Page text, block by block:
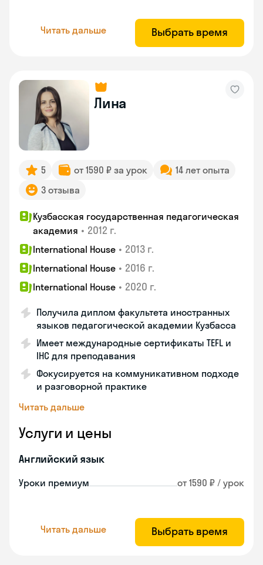
Читать дальше Выбрать время
Лина
5 от 1590 ₽ за урок
14 лет опыта
3 отзыва
Кузбасская государственная педагогическая
академия • 2012 г.
International House • 2013 г.
International House • 2016 г.
International House • 2020 г.
Получила диплом факультета иностранных
языков педагогической академии Кузбасса
Имеет международные сертификаты TEFL и
IHC для преподавания
Фокусируется на коммуникативном подходе
и разговорной практике
Читать дальше
Услуги и цены
Английский язык
Уроки премиум от 1590 ₽ / урок
Читать дальше Выбрать время